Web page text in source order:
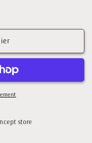
store